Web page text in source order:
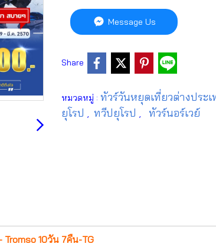
Message Us
Share
หมวดหมู่ : ทัวร์วันหยุดเที่ยวต่างประเ
ยุโรป
ทวีปยุโรป ทัวร์นอร์เวย์
10วัน 7คืน-TG